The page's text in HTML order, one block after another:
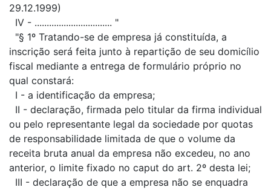
29.12.1999)
IV - ................................ "
"§ 1º Tratando-se de empresa já constituída, a
inscrição será feita junto à repartição de seu domicílio
fiscal mediante a entrega de formulário próprio no
qual constará:
I - a identificação da empresa;
II - declaração, firmada pelo titular da firma individual
ou pelo representante legal da sociedade por quotas
de responsabilidade limitada de que o volume da
receita bruta anual da empresa não excedeu, no ano
anterior, o limite fixado no caput do art. 2º desta lei;
III - declaração de que a empresa não se enquadra